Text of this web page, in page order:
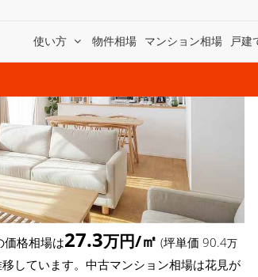
使い方 物件相場 マンション相場 戸建
価格相場は27.3万円/㎡ (坪単価 90.4万
しています。中古マンション相場は花見が